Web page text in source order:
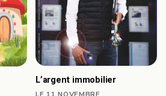
L’argent immobilier